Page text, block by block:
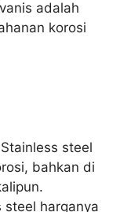
adalah
korosi
steel
bahkan di
steel harganya